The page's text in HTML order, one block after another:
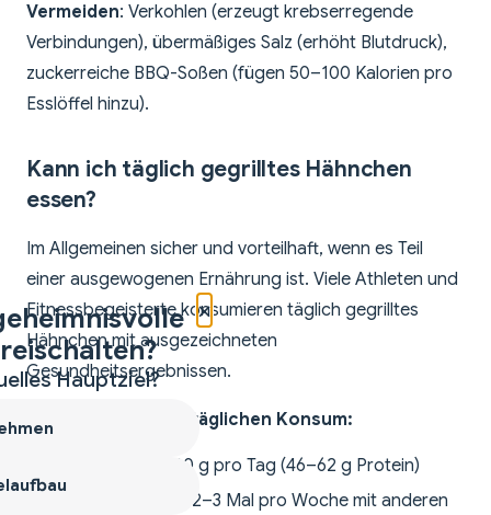
Vermeiden: Verkohlen (erzeugt krebserregende
Verbindungen), übermäßiges Salz (erhöht Blutdruck),
zuckerreiche BBQ-Soßen (fügen 50–100 Kalorien pro
Esslöffel hinzu).
Kann ich täglich gegrilltes Hähnchen
essen?
Im Allgemeinen sicher und vorteilhaft, wenn es Teil
einer ausgewogenen Ernährung ist. Viele Athleten und
Fitnessbegeisterte konsumieren täglich gegrilltes
Hähnchen mit ausgezeichneten
Gesundheitsergebnissen.
Richtlinien für den täglichen Konsum:
: 150–200 g pro Tag (46–62 g Protein)
: Wechsle 2–3 Mal pro Woche mit anderen
×
Hauptziel?